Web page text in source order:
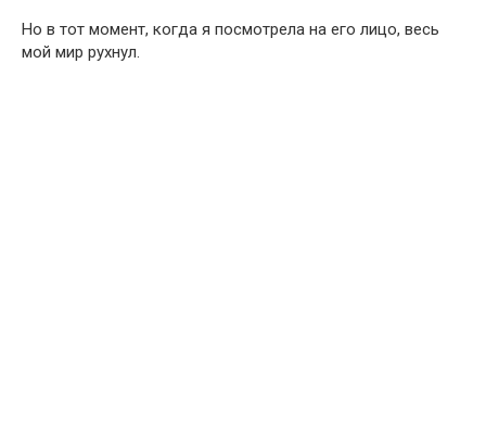
Но в тот момент, когда я посмотрела на его лицо, весь
мой мир рухнул.